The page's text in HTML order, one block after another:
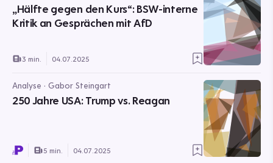
„Hälfte gegen den Kurs“: BSW-interne
Kritik an Gesprächen mit AfD
3 min. 04.07.2025
Analyse · Gabor Steingart
250 Jahre USA: Trump vs. Reagan
5 min. 04.07.2025